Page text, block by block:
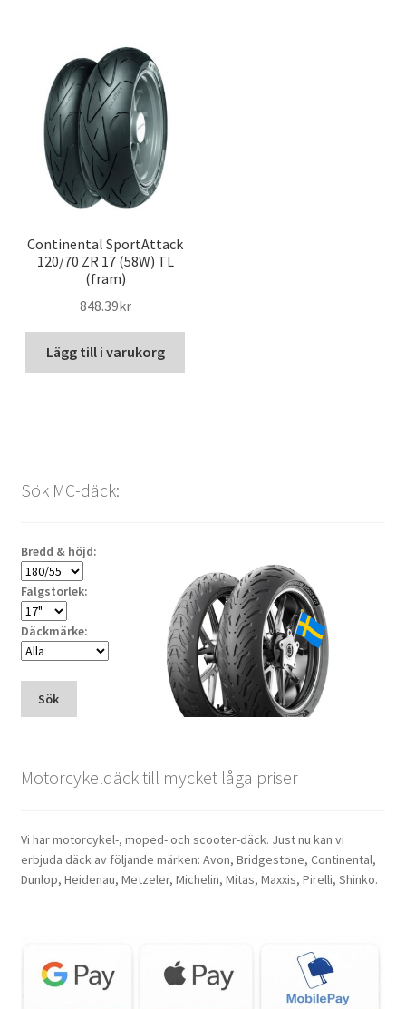
Continental SportAttack
120/70 ZR 17 (58W) TL
(fram)
848.39kr
Lägg till i varukorg
Sök MC-däck:
Bredd & höjd:
Fälgstorlek:
Däckmärke:
Sök
Motorcykeldäck till mycket låga priser
Vi har motorcykel-, moped- och scooter-däck. Just nu kan vi
erbjuda däck av följande märken: Avon, Bridgestone, Continental,
Dunlop, Heidenau, Metzeler, Michelin, Mitas, Maxxis, Pirelli, Shinko.